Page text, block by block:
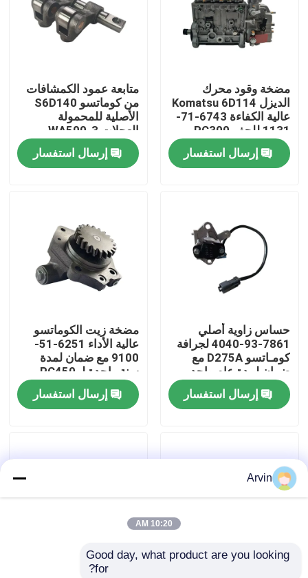
المنتجات
حول بنا
ضبط الجودة
اتصل بنا
طلب اقتباس
مضخة وقود محرك
الديزل Komatsu 6D114
عالية الكفاءة 6743-71-
1131 للحفر PC300
إرسال استفسار
متابعة عمود الكمشافات
من كوماتسو S6D140
الأصلية للمحمولة
العجلات WA500-3
إرسال استفسار
حساس زاوية أصلي
7861-93-4040 لجرافة
كومـاتسو D275A مع
ضمان لمدة عام واحد
إرسال استفسار
مضخة زيت الكوماتسو
عالية الأداء 6251-51-
9100 مع ضمان لمدة
سنة واحدة لـ PC450
PC400
إرسال استفسار
أجزاء طرّاحات صلبة
Arvin
10:20 AM
Good day, what product are you looking
for?